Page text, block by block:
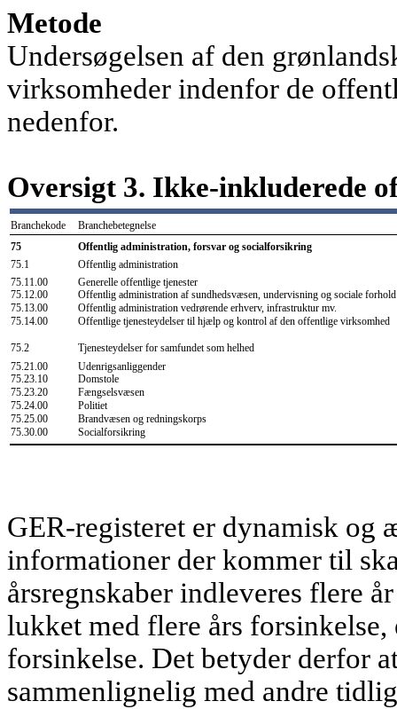
Metode
Undersøgelsen af den
virksomheder indenfor de
nedenfor.
Oversigt 3. Ikke-inkluderede
Branchekode
Branchebetegnelse
75
Offentlig administration, forsvar og socialforsikring
75.1
Offentlig administration
75.11.00
Generelle offentlige tjenester
75.12.00
Offentlig administration af sundhedsvæsen, undervisning og sociale forhold
75.13.00
Offentlig administration vedrørende erhverv, infrastruktur mv.
75.14.00
Offentlige tjenesteydelser til hjælp og kontrol af den offentlige virksomhed
75.2
Tjenesteydelser for samfundet som helhed
75.21.00
Udenrigsanliggender
75.23.10
Domstole
75.23.20
Fængselsvæsen
75.24.00
Politiet
75.25.00
Brandvæsen og redningskorps
75.30.00
Socialforsikring
GER-registeret er dynamisk og
informationer der kommer til
årsregnskaber indleveres flere
lukket med flere års
forsinkelse. Det betyder derfor
sammenlignelig med andre